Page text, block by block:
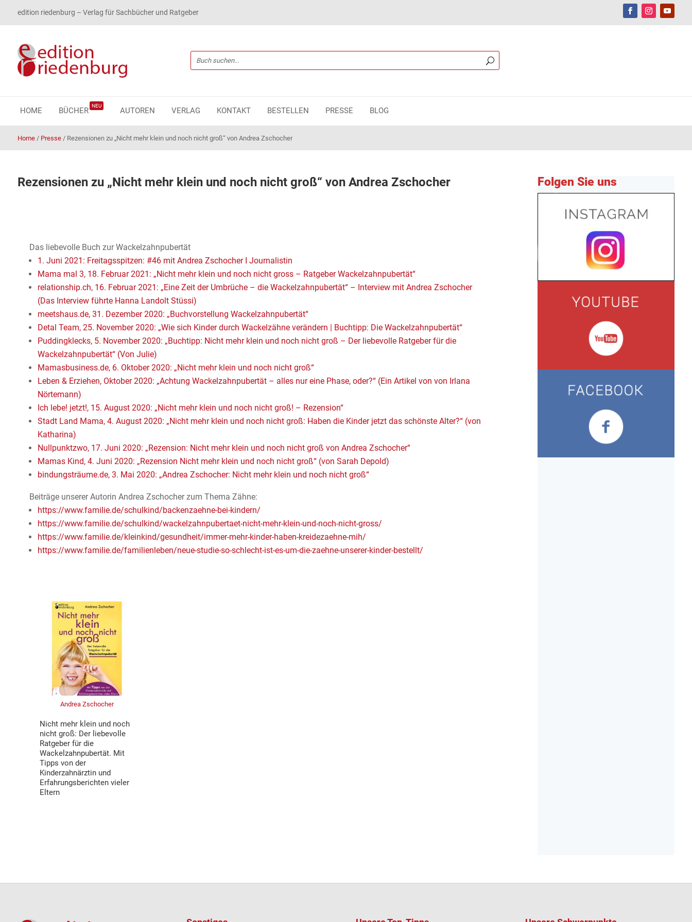
edition riedenburg – Verlag für Sachbücher und Ratgeber
HOME BÜCHER
NEU
AUTOREN VERLAG KONTAKT BESTELLEN PRESSE BLOG
Home/ Presse/ Rezensionen zu „Nicht mehr klein und noch nicht groß“ von Andrea Zschocher
Rezensionen zu „Nicht mehr klein und noch nicht groß“ von Andrea Zschocher
Das liebevolle Buch zur Wackelzahnpubertät
1. Juni 2021: Freitagsspitzen: #46 mit Andrea Zschocher I Journalistin
Mama mal 3, 18. Februar 2021: „Nicht mehr klein und noch nicht gross – Ratgeber Wackelzahnpubertät“
relationship.ch, 16. Februar 2021: „Eine Zeit der Umbrüche – die Wackelzahnpubertät“ – Interview mit Andrea Zschocher
(Das Interview führte Hanna Landolt Stüssi)
meetshaus.de, 31. Dezember 2020: „Buchvorstellung Wackelzahnpubertät“
Detal Team, 25. November 2020: „Wie sich Kinder durch Wackelzähne verändern | Buchtipp: Die Wackelzahnpubertät“
Puddingklecks, 5. November 2020: „Buchtipp: Nicht mehr klein und noch nicht groß – Der liebevolle Ratgeber für die
Wackelzahnpubertät“ (Von Julie)
Mamasbusiness.de, 6. Oktober 2020: „Nicht mehr klein und noch nicht groß“
Leben & Erziehen, Oktober 2020: „Achtung Wackelzahnpubertät – alles nur eine Phase, oder?“ (Ein Artikel von von Irlana
Nörtemann)
Ich lebe! jetzt!, 15. August 2020: „Nicht mehr klein und noch nicht groß! – Rezension“
Stadt Land Mama, 4. August 2020: „Nicht mehr klein und noch nicht groß: Haben die Kinder jetzt das schönste Alter?“ (von
Katharina)
Nullpunktzwo, 17. Juni 2020: „Rezension: Nicht mehr klein und noch nicht groß von Andrea Zschocher“
Mamas Kind, 4. Juni 2020: „Rezension Nicht mehr klein und noch nicht groß“ (von Sarah Depold)
bindungsträume.de, 3. Mai 2020: „Andrea Zschocher: Nicht mehr klein und noch nicht groß“
Beiträge unserer Autorin Andrea Zschocher zum Thema Zähne:
https://www.familie.de/schulkind/backenzaehne-bei-kindern/
https://www.familie.de/schulkind/wackelzahnpubertaet-nicht-mehr-klein-und-noch-nicht-gross/
https://www.familie.de/kleinkind/gesundheit/immer-mehr-kinder-haben-kreidezaehne-mih/
https://www.familie.de/familienleben/neue-studie-so-schlecht-ist-es-um-die-zaehne-unserer-kinder-bestellt/
Andrea Zschocher
Nicht mehr klein und noch
nicht groß: Der liebevolle
Ratgeber für die
Wackelzahnpubertät. Mit
Tipps von der
Kinderzahnärztin und
Erfahrungsberichten vieler
Eltern
Folgen Sie uns